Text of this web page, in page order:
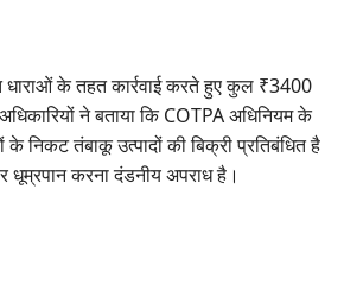
धाराओं के तहत कार्रवाई करते हुए कुल ₹3400
ने बताया कि COTPA अधिनियम के
निकट तंबाकू उत्पादों की बिक्री प्रतिबंधित है
धूम्रपान करना दंडनीय अपराध है।